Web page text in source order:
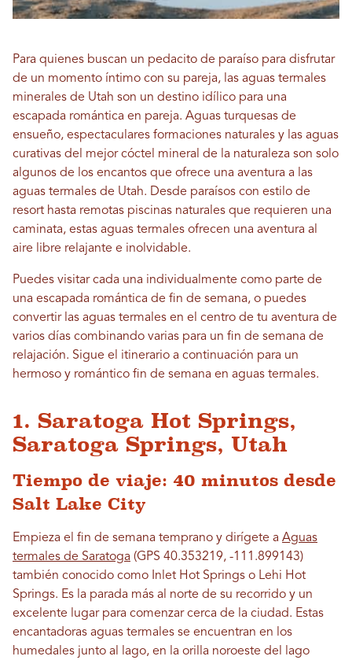
Para quienes buscan un pedacito de paraíso para disfrutar
de un momento íntimo con su pareja, las aguas termales
minerales de Utah son un destino idílico para una
escapada romántica en pareja. Aguas turquesas de
ensueño, espectaculares formaciones naturales y las aguas
curativas del mejor cóctel mineral de la naturaleza son solo
algunos de los encantos que ofrece una aventura a las
aguas termales de Utah. Desde paraísos con estilo de
resort hasta remotas piscinas naturales que requieren una
caminata, estas aguas termales ofrecen una aventura al
aire libre relajante e inolvidable.
Puedes visitar cada una individualmente como parte de
una escapada romántica de fin de semana, o puedes
convertir las aguas termales en el centro de tu aventura de
varios días combinando varias para un fin de semana de
relajación. Sigue el itinerario a continuación para un
hermoso y romántico fin de semana en aguas termales.
1. Saratoga Hot Springs,
Saratoga Springs, Utah
Tiempo de viaje: 40 minutos desde
Salt Lake City
Empieza el fin de semana temprano y dirígete a Aguas
termales de Saratoga (GPS 40.353219, -111.899143)
también conocido como Inlet Hot Springs o Lehi Hot
Springs. Es la parada más al norte de su recorrido y un
excelente lugar para comenzar cerca de la ciudad. Estas
encantadoras aguas termales se encuentran en los
humedales junto al lago, en la orilla noroeste del lago